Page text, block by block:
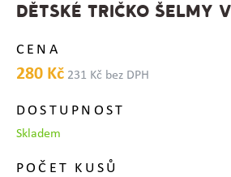
DĚTSKÉ TRIČKO ŠELMY
CENA
280 Kč 231 Kč bez DPH
DOSTUPNOST
Skladem
POČET KUSŮ